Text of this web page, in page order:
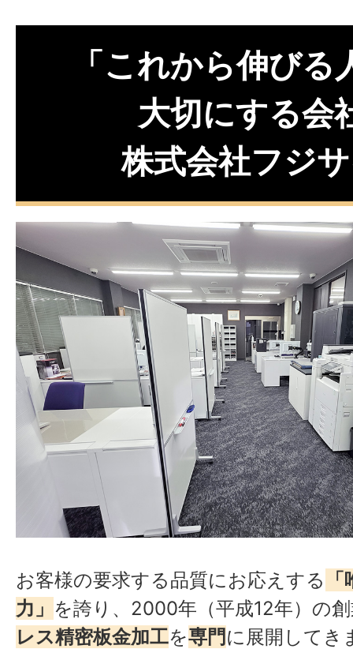
「これから伸びる
大切にする会
株式会社フジ
お客様の要求する品質にお応えする
力」 を誇り、2000年（平成12年）の
レス精密板金加工を専門に展開してき